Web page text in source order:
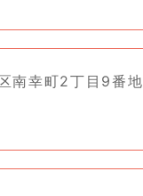
南幸町2丁目9番地